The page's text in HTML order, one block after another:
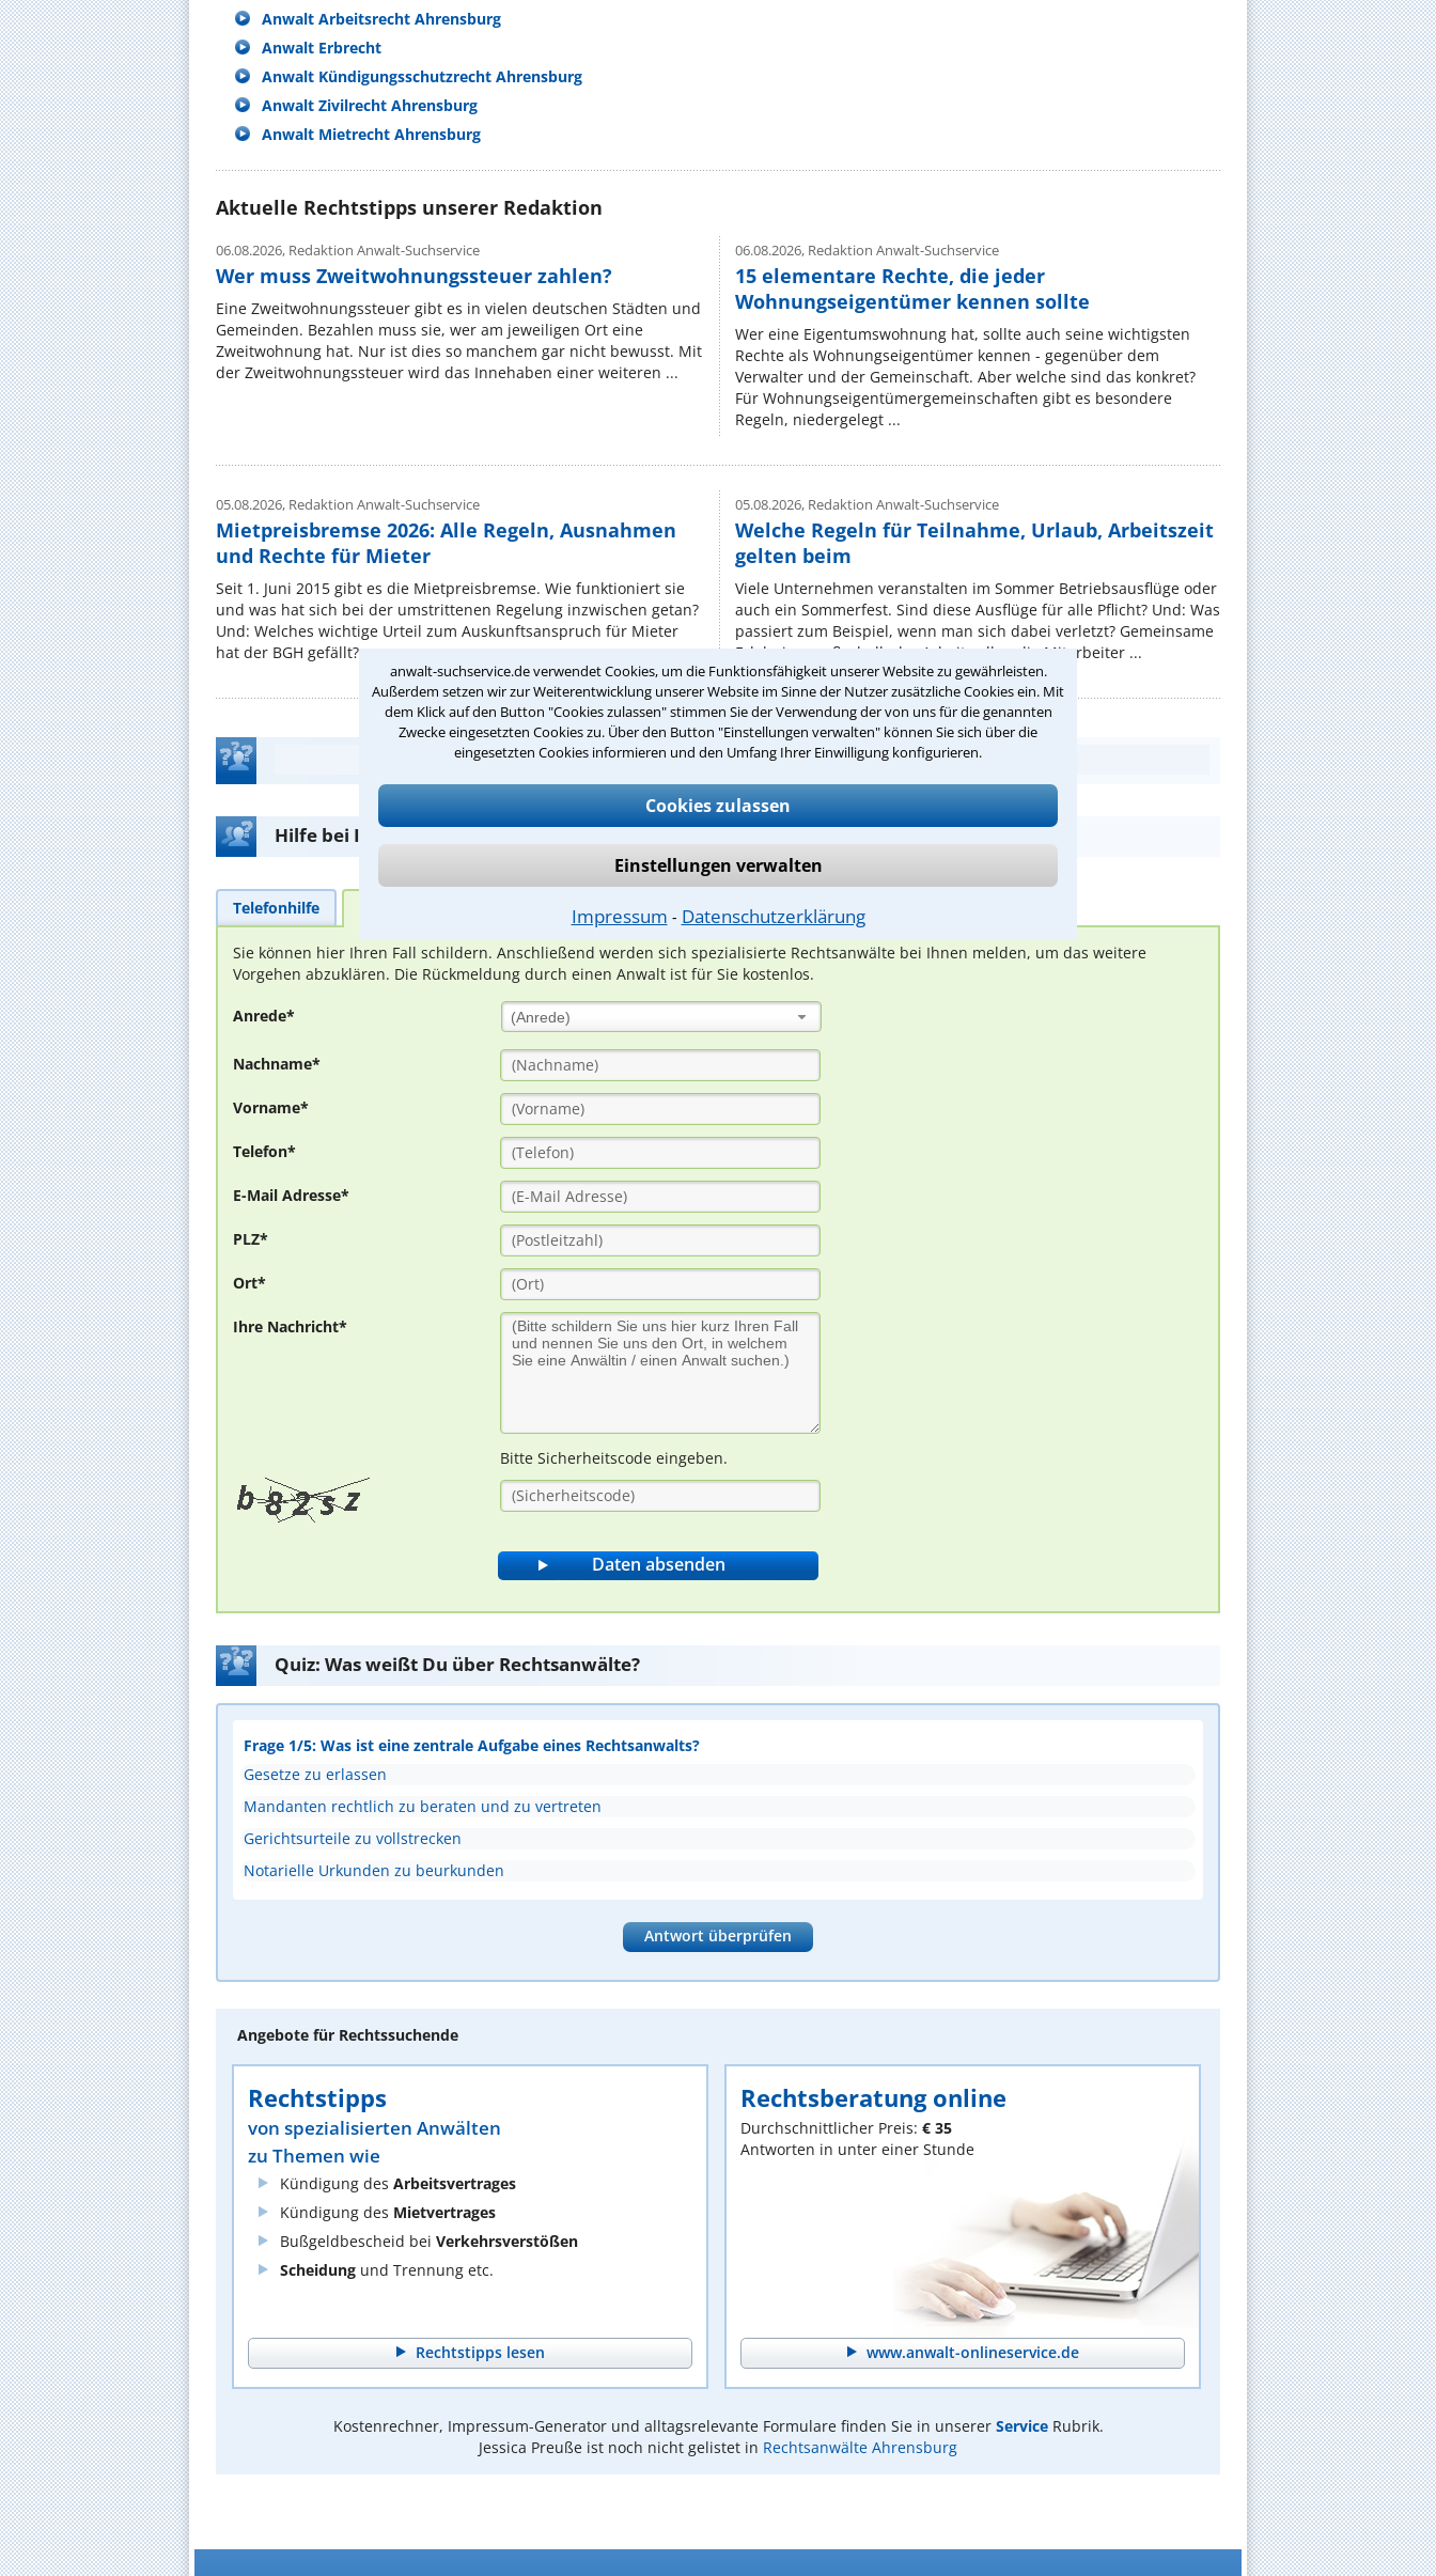
anwalt-suchservice.de verwendet Cookies, um die Funktionsfähigkeit unserer Website zu gewährleisten.
Außerdem setzen wir zur Weiterentwicklung unserer Website im Sinne der Nutzer zusätzliche Cookies ein. Mit
dem Klick auf den Button "Cookies zulassen" stimmen Sie der Verwendung der von uns für die genannten
Zwecke eingesetzten Cookies zu. Über den Button "Einstellungen verwalten" können Sie sich über die
eingesetzten Cookies informieren und den Umfang Ihrer Einwilligung konfigurieren.
Cookies zulassen
Einstellungen verwalten
Impressum ⁃ Datenschutzerklärung
Anwalt Arbeitsrecht Ahrensburg
Anwalt Erbrecht
Anwalt Kündigungsschutzrecht Ahrensburg
Anwalt Zivilrecht Ahrensburg
Anwalt Mietrecht Ahrensburg
Aktuelle Rechtstipps unserer Redaktion
06.08.2026, Redaktion Anwalt-Suchservice
Wer muss Zweitwohnungssteuer zahlen?
Eine Zweitwohnungssteuer gibt es in vielen deutschen Städten und
Gemeinden. Bezahlen muss sie, wer am jeweiligen Ort eine
Zweitwohnung hat. Nur ist dies so manchem gar nicht bewusst. Mit
der Zweitwohnungssteuer wird das Innehaben einer weiteren ...
06.08.2026,Redaktion Anwalt-Suchservice
15 elementare Rechte, die jeder
Wohnungseigentümer kennen sollte
Wer eine Eigentumswohnung hat, sollte auch seine wichtigsten
Rechte als Wohnungseigentümer kennen - gegenüber dem
Verwalter und der Gemeinschaft. Aber welche sind das konkret?
Für Wohnungseigentümergemeinschaften gibt es besondere
Regeln, niedergelegt ...
05.08.2026, Redaktion Anwalt-Suchservice
Mietpreisbremse 2026: Alle Regeln, Ausnahmen
und Rechte für Mieter
Seit 1. Juni 2015 gibt es die Mietpreisbremse. Wie funktioniert sie
und was hat sich bei der umstrittenen Regelung inzwischen getan?
Und: Welches wichtige Urteil zum Auskunftsanspruch für Mieter
hat der BGH gefällt? ...
05.08.2026,Redaktion Anwalt-Suchservice
Welche Regeln für Teilnahme, Urlaub, Arbeitszeit
gelten beim
Viele Unternehmen veranstalten im Sommer Betriebsausflüge oder
auch ein Sommerfest. Sind diese Ausflüge für alle Pflicht? Und: Was
passiert zum Beispiel, wenn man sich dabei verletzt? Gemeinsame
Erlebnisse außerhalb der Arbeit sollen die Mitarbeiter ...
Teste Dein Rechtswissen
Hilfe bei Ihrer Anwaltsuche?
Telefonhilfe
Sie können hier Ihren Fall schildern. Anschließend werden sich spezialisierte Rechtsanwälte bei Ihnen melden, um das weitere
Vorgehen abzuklären. Die Rückmeldung durch einen Anwalt ist für Sie kostenlos.
Anrede* (Anrede)
Nachname*
Vorname*
Telefon*
E-Mail Adresse*
PLZ*
Ort*
Ihre Nachricht*
Bitte Sicherheitscode eingeben.
Quiz: Was weißt Du über Rechtsanwälte?
Frage 1/5: Was ist eine zentrale Aufgabe eines Rechtsanwalts?
Gesetze zu erlassen
Mandanten rechtlich zu beraten und zu vertreten
Gerichtsurteile zu vollstrecken
Notarielle Urkunden zu beurkunden
Antwort überprüfen
Angebote für Rechtssuchende
Rechtstipps
von spezialisierten Anwälten
zu Themen wie
Kündigung des Arbeitsvertrages
Kündigung des Mietvertrages
Bußgeldbescheid bei Verkehrsverstößen
Scheidung und Trennung etc.
Rechtstipps lesen
Rechtsberatung online
Durchschnittlicher Preis: € 35
Antworten in unter einer Stunde
www.anwalt-onlineservice.de
Kostenrechner, Impressum-Generator und alltagsrelevante Formulare finden Sie in unserer ServiceRubrik.
Jessica Preuße ist noch nicht gelistet in Rechtsanwälte Ahrensburg